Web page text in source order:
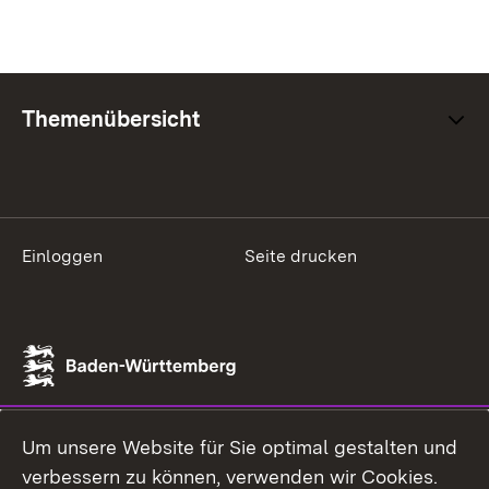
Themenübersicht
Einloggen Seite drucken
Um unsere Website für Sie optimal gestalten und
verbessern zu können, verwenden wir Cookies.